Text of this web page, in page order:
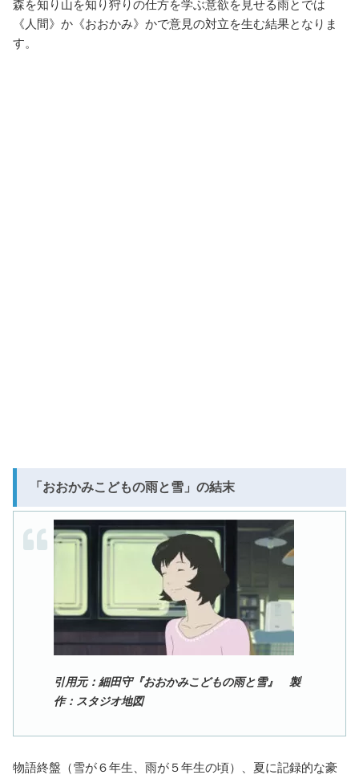
森を知り山を知り狩りの仕方を学ぶ意欲を見せる雨とでは
《人間》か《おおかみ》かで意見の対立を生む結果となりま
す。
「おおかみこどもの雨と雪」の結末
引用元：細田守『おおかみこどもの雨と雪』 製
作：スタジオ地図
物語終盤（雪が６年生、雨が５年生の頃）、夏に記録的な豪